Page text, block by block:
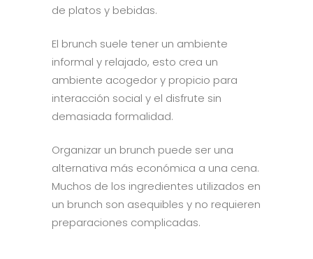
de platos y bebidas.
El brunch suele tener un ambiente
informal y relajado, esto crea un
ambiente acogedor y propicio para
interacción social y el disfrute sin
demasiada formalidad.
Organizar un brunch puede ser una
alternativa más económica a una cena.
Muchos de los ingredientes utilizados en
un brunch son asequibles y no requieren
preparaciones complicadas.